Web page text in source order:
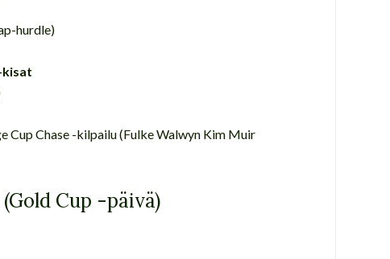
hurdle)
kisat
Cup Chase -kilpailu (Fulke Walwyn Kim Muir
Cup -päivä)